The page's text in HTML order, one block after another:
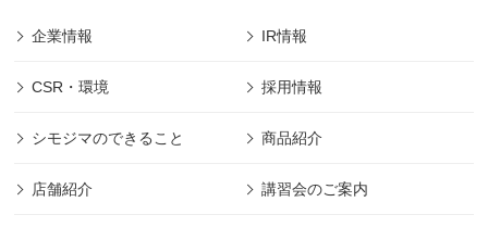
企業情報 IR情報
CSR・環境 採用情報
シモジマのできること 商品紹介
店舗紹介 講習会のご案内